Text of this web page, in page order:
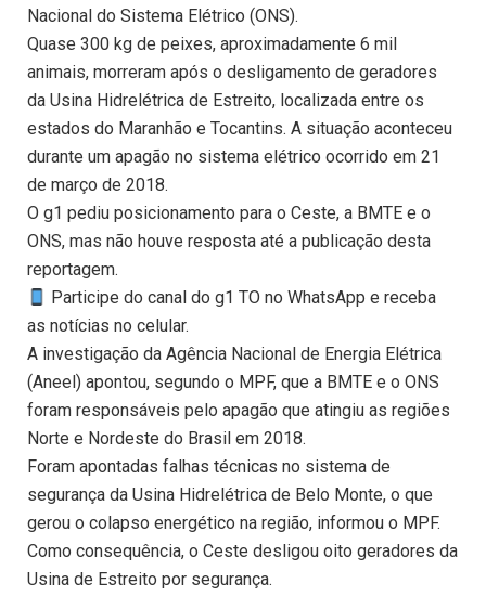
Nacional do Sistema Elétrico (ONS).
Quase 300 kg de peixes, aproximadamente 6 mil
animais, morreram após o desligamento de geradores
da Usina Hidrelétrica de Estreito, localizada entre os
estados do Maranhão e Tocantins. A situação aconteceu
durante um apagão no sistema elétrico ocorrido em 21
de março de 2018.
O g1 pediu posicionamento para o Ceste, a BMTE e o
ONS, mas não houve resposta até a publicação desta
reportagem.
Participe do canal do g1 TO no WhatsApp e receba
as notícias no celular.
A investigação da Agência Nacional de Energia Elétrica
(Aneel) apontou, segundo o MPF, que a BMTE e o ONS
foram responsáveis pelo apagão que atingiu as regiões
Norte e Nordeste do Brasil em 2018.
Foram apontadas falhas técnicas no sistema de
segurança da Usina Hidrelétrica de Belo Monte, o que
gerou o colapso energético na região, informou o MPF.
Como consequência, o Ceste desligou oito geradores da
Usina de Estreito por segurança.